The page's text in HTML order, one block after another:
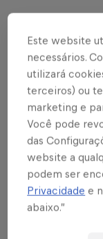
Bragantino
Audax, pela 6ª
Sub-15. A
Performance e
SP. Em caso de
próxima fase
definida pela
O
Este website
necessários.
utilizará
terceiros) ou
marketing e
Você pode
das
website a
podem ser
Privacidade e
abaixo.”